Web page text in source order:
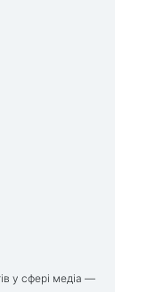
у сфері медіа —